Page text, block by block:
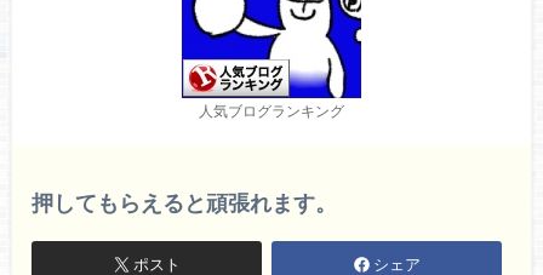
人気ブログランキング
押してもらえると頑張れます。
ポスト シェア